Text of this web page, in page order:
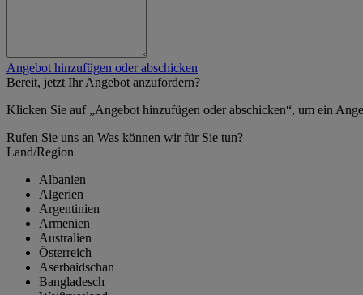
Angebot hinzufügen oder abschicken
Bereit, jetzt Ihr Angebot anzufordern?
Klicken Sie auf „Angebot hinzufügen oder abschicken“, um ein
Rufen Sie uns an Was können wir für Sie tun?
Land/Region
Albanien
Algerien
Argentinien
Armenien
Australien
Österreich
Aserbaidschan
Bangladesch